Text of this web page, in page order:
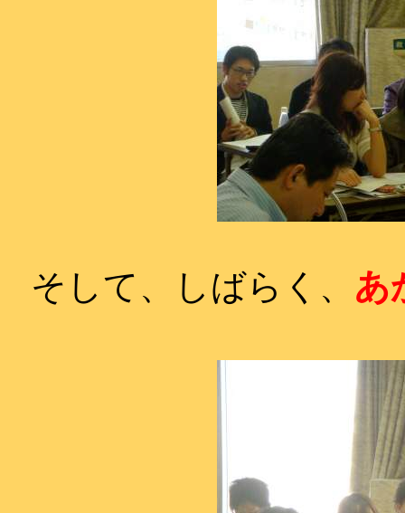
そして、しばらく、 あ